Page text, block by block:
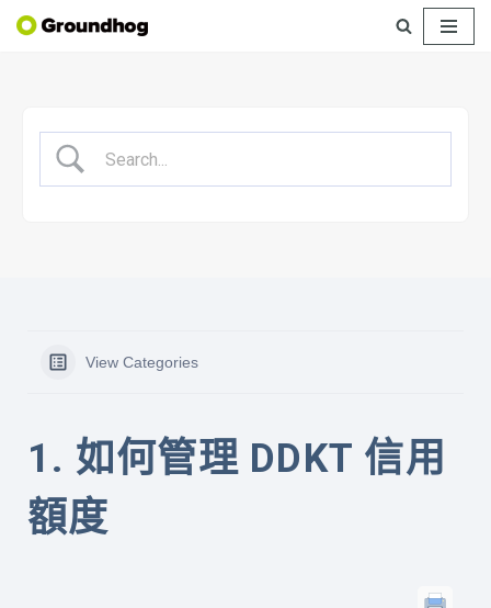
View Categories
1. 如何管理 DDKT 信用
額度